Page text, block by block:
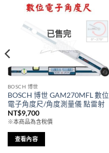
已售完
BOSCH 博世
BOSCH 博世 GAM270MFL 數位
電子角度尺/角度測量儀 點雷射
NT$9,700
※本商品為含稅價
查看內容